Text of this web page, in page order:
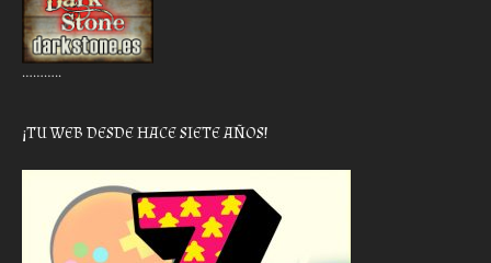
………..
¡TU WEB DESDE HACE SIETE AÑOS!